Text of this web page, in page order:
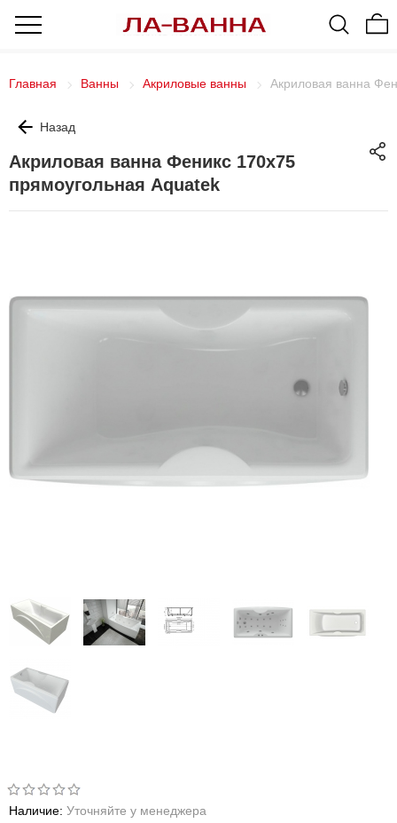
Главная Ванны Акриловые ванны Акриловая ванна
Назад
Акриловая ванна Феникс 170х75
прямоугольная Aquatek
Наличие: Уточняйте у менеджера